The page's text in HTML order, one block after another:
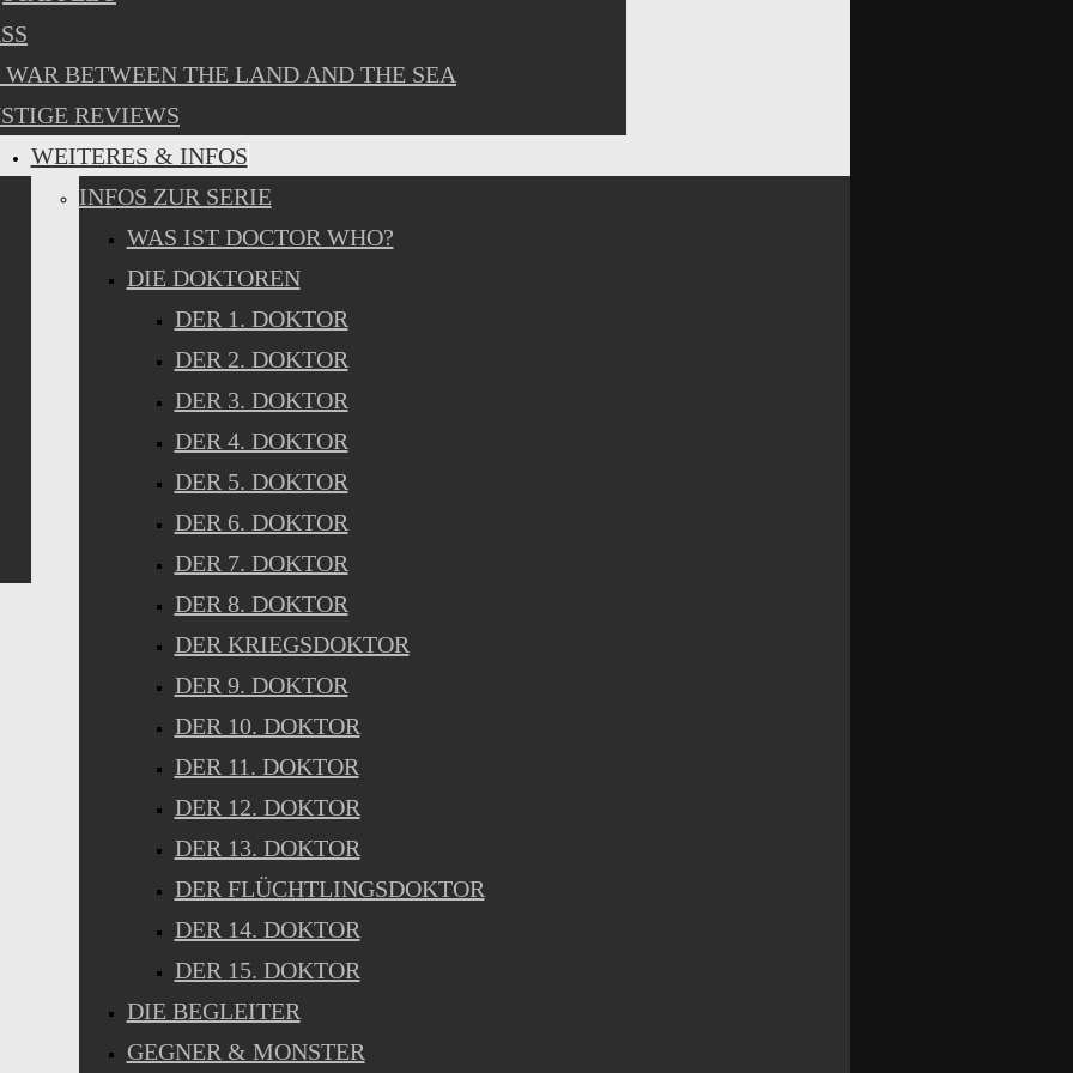
WAR BETWEEN THE LAND AND THE SEA
REVIEWS
WEITERES & INFOS
INFOS ZUR SERIE
WAS IST DOCTOR WHO?
DIE DOKTOREN
DER 1. DOKTOR
DER 2. DOKTOR
DER 3. DOKTOR
DER 4. DOKTOR
DER 5. DOKTOR
DER 6. DOKTOR
DER 7. DOKTOR
DER 8. DOKTOR
DER KRIEGSDOKTOR
DER 9. DOKTOR
DER 10. DOKTOR
DER 11. DOKTOR
DER 12. DOKTOR
DER 13. DOKTOR
DER FLÜCHTLINGSDOKTOR
DER 14. DOKTOR
DER 15. DOKTOR
DIE BEGLEITER
GEGNER & MONSTER